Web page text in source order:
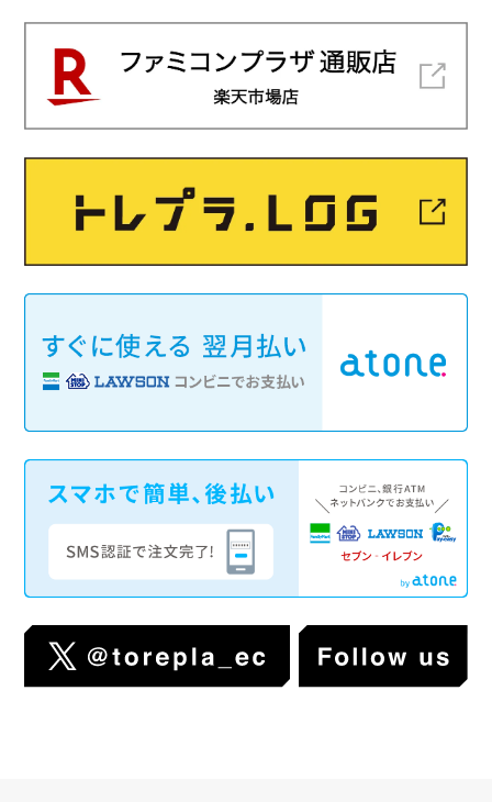
トレカプラザ55通販店『シングルカード取扱予定カレンダ
ー』を更新しました！
トレカプラザ55通販店『シングルカード取扱予定カレンダ
ー』を更新しました！
トレカプラザ55通販店『シングルカード取扱予定カレンダ
ー』を掲載しました！
2026/1/18
【ユニオンアリーナ】シングルカードの取り扱い開始しま
した！
トレカプラザ55通販店『2025年売上枚数ランキング』を
掲載しました！
2025/12/25
年末年始の出荷スケジュールに関して
2025/11/26
トレカプラザ55通販店 ネット買取を開始しました！